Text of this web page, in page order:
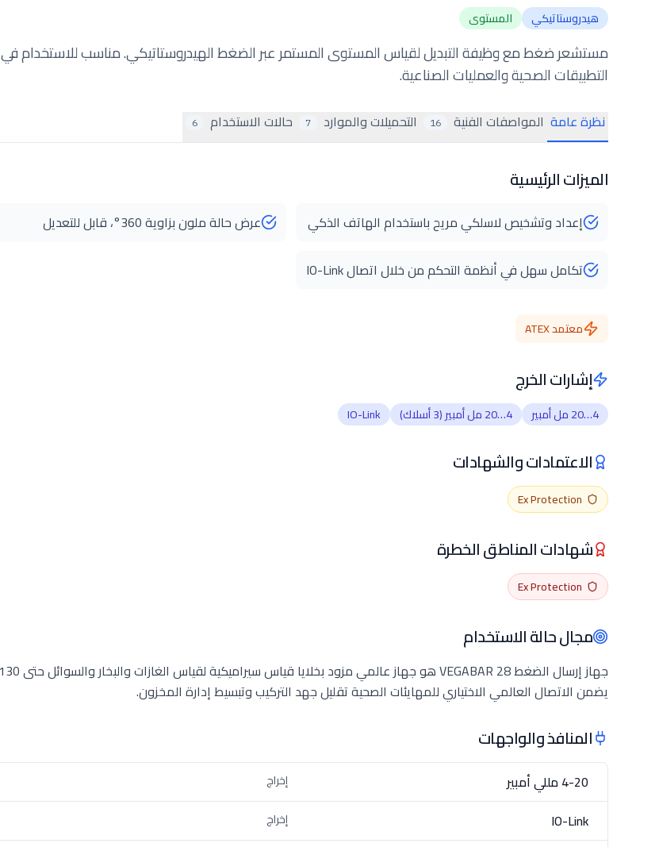
هيدروستاتيكي المستوى
مستشعر ضغط مع وظيفة التبديل لقياس المستوى المستمر عبر الضغط الهيدروستاتيكي. مناسب للاستخدام في
التطبيقات الصحية والعمليات الصناعية.
نظرة عامة المواصفات الفنية 16 التحميلات والموارد 7 حالات الاستخدام 6
الميزات الرئيسية
إعداد وتشخيص لاسلكي مريح باستخدام الهاتف الذكي
عرض حالة ملون بزاوية 360°، قابل للتعديل
تكامل سهل في أنظمة التحكم من خلال اتصال IO-Link
معتمد ATEX
إشارات الخرج
4…20 مل أمبير 4…20 مل أمبير (3 أسلاك) IO-Link
الاعتمادات والشهادات
Ex Protection
شهادات المناطق الخطرة
Ex Protection
مجال حالة الاستخدام
يضمن الاتصال العالمي الاختياري للمهايئات الصحية تقليل جهد التركيب وتبسيط إدارة المخزون.
المنافذ والواجهات
4-20 مللي أمبير إخراج
IO-Link إخراج